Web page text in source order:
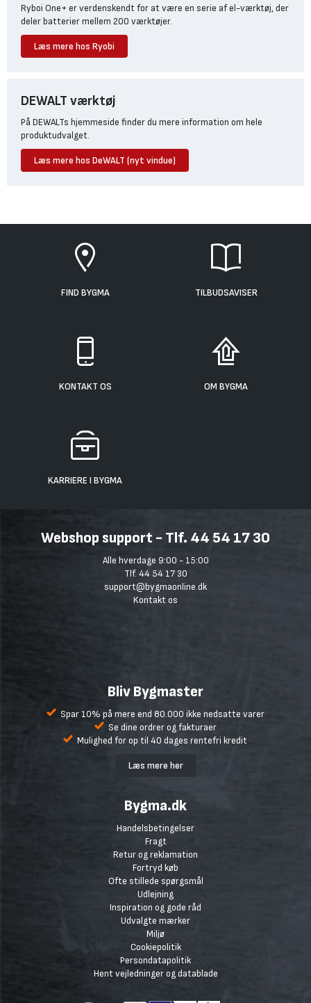
Ryboi One+ er verdenskendt for at være en serie af el-værktøj, der
deler batterier mellem 200 værktøjer.
Læs mere hos Ryobi
DEWALT værktøj
På DEWALTs hjemmeside finder du mere information om hele
produktudvalget.
Læs mere hos DeWALT (nyt vindue)
FIND BYGMA TILBUDSAVISER
KONTAKT OS OM BYGMA
KARRIERE I BYGMA
Webshop support - Tlf. 44 54 17 30
Alle hverdage 9:00 - 15:00
Tlf. 44 54 17 30
support@bygmaonline.dk
Kontakt os
Bliv Bygmaster
Spar 10% på mere end 80.000 ikke nedsatte varer
Se dine ordrer og fakturaer
Mulighed for op til 40 dages rentefri kredit
Læs mere her
Bygma.dk
Handelsbetingelser
Fragt
Retur og reklamation
Fortryd køb
Ofte stillede spørgsmål
Udlejning
Inspiration og gode råd
Udvalgte mærker
Miljø
Cookiepolitik
Persondatapolitik
Hent vejledninger og datablade